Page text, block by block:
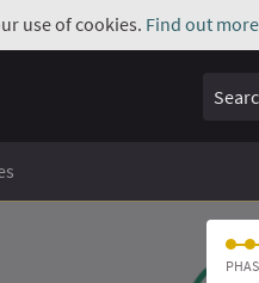
use of cookies. Find out
Search